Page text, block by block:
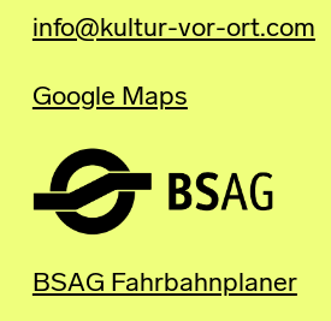
info@kultur-vor-ort.com
Google Maps
BSAG Fahrbahnplaner